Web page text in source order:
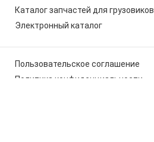
Каталог запчастей для грузовиков
Электронный каталог
Пользовательское соглашение
Политика конфиденциальности